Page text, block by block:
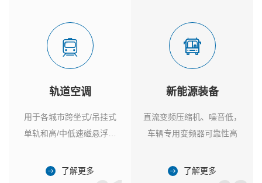
轨道空调
用于各城市跨坐式/吊挂式
单轨和高/中低速磁悬浮列
了解更多
新能源装备
直流变频压缩机、噪音低，
车辆专用变频器可靠性高
了解更多